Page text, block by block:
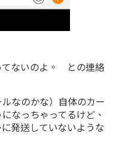
てないのよ。 との連絡
なのかな）自体のカー
なっちゃってるけど、
発送していないような